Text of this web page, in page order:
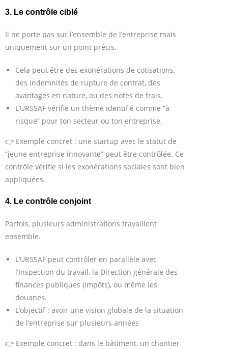
3. Le contrôle ciblé
Il ne porte pas sur l’ensemble de l’entreprise mais
uniquement sur un point précis.
Cela peut être des exonérations de cotisations,
des indemnités de rupture de contrat, des
avantages en nature, ou des notes de frais.
L’URSSAF vérifie un thème identifié comme “à
risque” pour ton secteur ou ton entreprise.
👉 Exemple concret : une startup avec le statut de
“jeune entreprise innovante” peut être contrôlée. Ce
contrôle vérifie si les exonérations sociales sont bien
appliquées.
4. Le contrôle conjoint
Parfois, plusieurs administrations travaillent
ensemble.
L’URSSAF peut contrôler en parallèle avec
l’Inspection du travail, la Direction générale des
finances publiques (impôts), ou même les
douanes.
L’objectif : avoir une vision globale de la situation
de l’entreprise sur plusieurs années
👉 Exemple concret : dans le bâtiment, un chantier